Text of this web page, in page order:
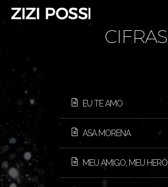
CIFRAS
EU TE AMO
ASA MORENA
MEU AMIGO, MEU HERÓI